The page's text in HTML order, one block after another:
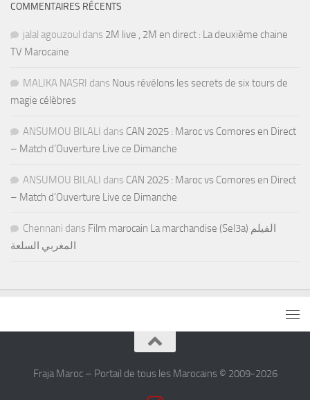
COMMENTAIRES RÉCENTS
jalal agouzoul dans 2M live , 2M en direct : La deuxième chaine
TV Marocaine
MALIKA NASRI dans Nous révélons les secrets de six tours de
magie célèbres
ANSUMOU BILALI dans CAN 2025 : Maroc vs Comores en Direct
– Match d’Ouverture Live ce Dimanche
ANSUMOU BILALI dans CAN 2025 : Maroc vs Comores en Direct
– Match d’Ouverture Live ce Dimanche
Chennani dans Film marocain La marchandise (Sel3a) الفيلم
المغربي السلعة
Fraja Maroc – Portail de tous les Marocains © 2009-2026